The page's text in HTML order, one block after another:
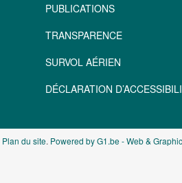
PUBLICATIONS
TRANSPARENCE
SURVOL AÉRIEN
DÉCLARATION
Plan du site. Powered by G1.be - Web &